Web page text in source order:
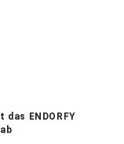
ENDORFY